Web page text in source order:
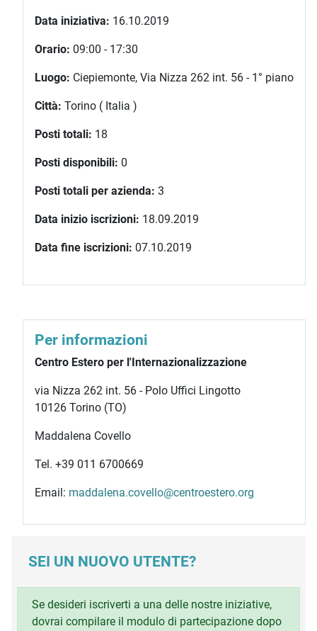
Data iniziativa: 16.10.2019
Orario: 09:00 - 17:30
Luogo: Ciepiemonte, Via Nizza 262 int. 56 - 1° piano
Città: Torino ( Italia )
Posti totali: 18
Posti disponibili: 0
Posti totali per azienda: 3
Data inizio iscrizioni: 18.09.2019
Data fine iscrizioni: 07.10.2019
Per informazioni
Centro Estero per l'Internazionalizzazione
via Nizza 262 int. 56 - Polo Uffici Lingotto
10126 Torino (TO)
Maddalena Covello
Tel. +39 011 6700669
Email: maddalena.covello@centroestero.org
SEI UN NUOVO UTENTE?
Se desideri iscriverti a una delle nostre iniziative,
dovrai compilare il modulo di partecipazione dopo